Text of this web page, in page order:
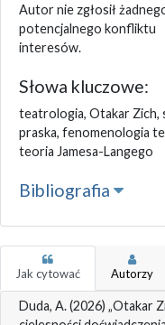
Autor nie zgłosił
potencjalnego konfliktu
interesów.
Słowa kluczowe:
teatrologia, Otakar Zich,
praska, fenomenologia
teoria Jamesa-Langego
Bibliografia
Jak cytować Autorzy
Duda, A. (2026) „Otakar